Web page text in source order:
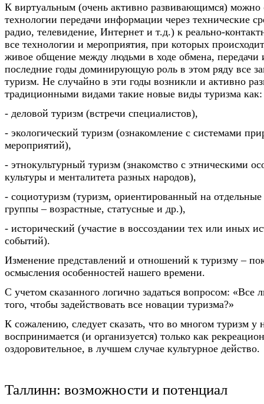
К виртуальным (очень активно развивающимся) можно
технологии передачи информации через технические
радио, телевидение, Интернет и т.д.) к реально-
все технологии и мероприятия, при которых
живое общение между людьми в ходе обмена,
последние годы доминирующую роль в этом ряду все
туризм. Не случайно в эти годы возникли и активно
традиционными видами такие новые виды туризма как:
- деловой туризм (встречи специалистов),
- экологический туризм (ознакомление с системами
мероприятий),
- этнокультурный туризм (знакомство с этническими
культуры и менталитета разных народов),
- социотуризм (туризм, ориентированный на
группы – возрастные, статусные и др.),
- исторический (участие в воссоздании тех или иных
событий).
Изменение представлений и отношений к туризму –
осмысления особенностей нашего времени.
С учетом сказанного логично задаться вопросом: «Все
того, чтобы задействовать все новации туризма?»
К сожалению, следует сказать, что во многом туризм у
воспринимается (и организуется) только как
оздоровительное, в лучшем случае культурное действо.
Таллинн: возможности и потенциал